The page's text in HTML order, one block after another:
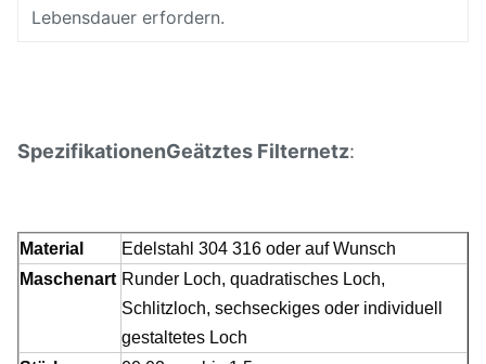
Lebensdauer erfordern.
SpezifikationenGeätztes Filternetz:
Material
Edelstahl 304 316 oder auf Wunsch
Maschenart Runder Loch, quadratisches Loch,
Schlitzloch, sechseckiges oder individuell
gestaltetes Loch